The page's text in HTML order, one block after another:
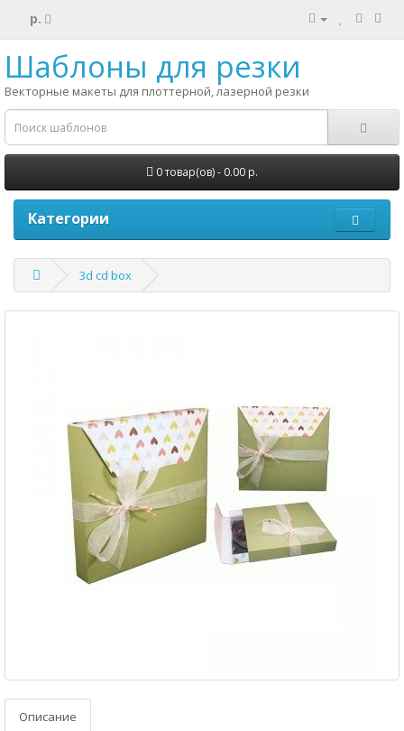
р.
Шаблоны для резки
Векторные макеты для плоттерной, лазерной резки
0 товар(ов) - 0.00 р.
Категории
3d cd box
Описание